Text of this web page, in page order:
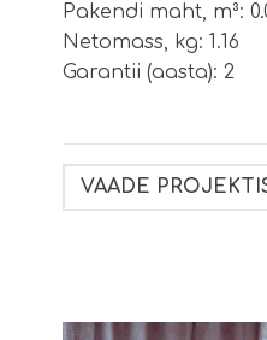
Pakendi maht, m³:
Netomass, kg: 1.16
Garantii (aasta): 2
VAADE